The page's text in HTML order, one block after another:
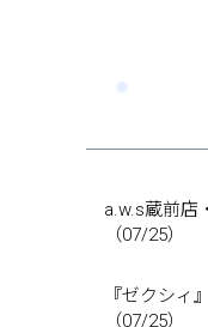
a.w.s蔵前店
（07/25）
『ゼクシィ
（07/25）